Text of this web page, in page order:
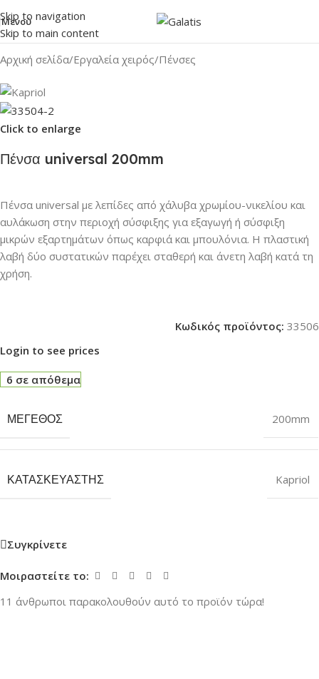
Skip to navigation
Skip to main content
Μενού
Αρχική σελίδα/Εργαλεία χειρός/Πένσες
Click to enlarge
Πένσα universal 200mm
Πένσα universal με λεπίδες από χάλυβα χρωμίου-νικελίου και
αυλάκωση στην περιοχή σύσφιξης για εξαγωγή ή σύσφιξη
μικρών εξαρτημάτων όπως καρφιά και μπουλόνια. Η πλαστική
λαβή δύο συστατικών παρέχει σταθερή και άνετη λαβή κατά τη
χρήση.
Κωδικός προϊόντος: 33506
Login to see prices
6 σε απόθεμα
ΜΈΓΕΘΟΣ 200mm
ΚΑΤΑΣΚΕΥΑΣΤΉΣ Kapriol
Συγκρίνετε
Μοιραστείτε το:
11 άνθρωποι παρακολουθούν αυτό το προϊόν τώρα!